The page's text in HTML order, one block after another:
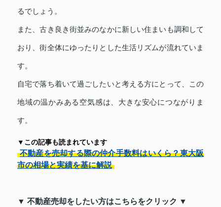
るでしょう。
また、古き良き街並みのなかに新しい住まいも調和して
おり、街全体にゆったりとした生活リズムが流れていま
す。
自宅で落ち着いて過ごしたいと考える方にとって、この
地域の温かみある空気感は、大きな安心につながりま
す。
▼この記事も読まれています
不動産を売却する際の仲介手数料はいくら？東大阪
市の相場と実績を基に解説
▼ 不動産売却をしたい方はこちらをクリック ▼